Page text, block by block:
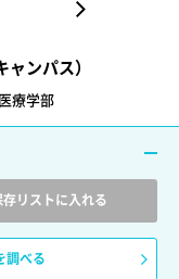
ンパス）
療学部
存リストに入れる
調べる